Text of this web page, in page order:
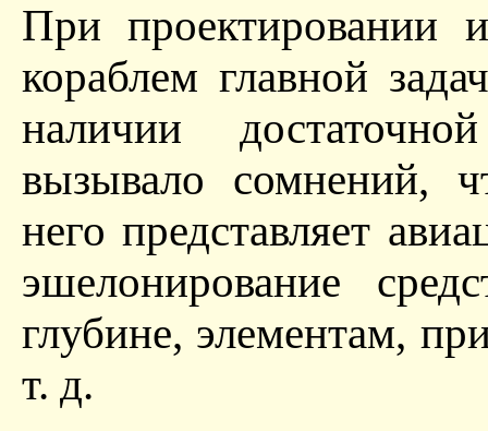
При проектировании
кораблем главной
наличии
вызывало сомнений,
него представляет
эшелонирование
глубине, элементам,
т. д.